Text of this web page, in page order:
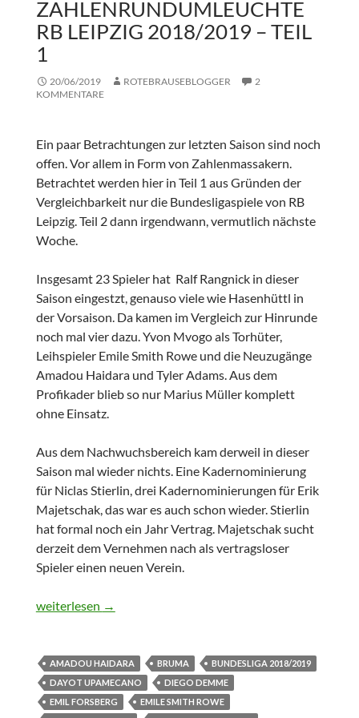
ZAHLENRUNDUMLEUCHTE
RB LEIPZIG 2018/2019 – TEIL
1
20/06/2019 ROTEBRAUSEBLOGGER
2
KOMMENTARE
Ein paar Betrachtungen zur letzten Saison sind noch
offen. Vor allem in Form von Zahlenmassakern.
Betrachtet werden hier in Teil 1 aus Gründen der
Vergleichbarkeit nur die Bundesligaspiele von RB
Leipzig. Teil 2 dann irgendwann, vermutlich nächste
Woche.
Insgesamt 23 Spieler hat Ralf Rangnick in dieser
Saison eingestzt, genauso viele wie Hasenhüttl in
der Vorsaison. Da kamen im Vergleich zur Hinrunde
noch mal vier dazu. Yvon Mvogo als Torhüter,
Leihspieler Emile Smith Rowe und die Neuzugänge
Amadou Haidara und Tyler Adams. Aus dem
Profikader blieb so nur Marius Müller komplett
ohne Einsatz.
Aus dem Nachwuchsbereich kam derweil in dieser
Saison mal wieder nichts. Eine Kadernominierung
für Niclas Stierlin, drei Kadernominierungen für Erik
Majetschak, das war es auch schon wieder. Stierlin
hat formal noch ein Jahr Vertrag. Majetschak sucht
derzeit dem Vernehmen nach als vertragsloser
Spieler einen neuen Verein.
Individuelle Zahlenrundumleuchte RB Leipzig 2018/2019
weiterlesen →
AMADOU HAIDARA BRUMA
BUNDESLIGA 2018/2019
DAYOT UPAMECANO
DIEGO DEMME
EMIL FORSBERG
EMILE SMITH ROWE